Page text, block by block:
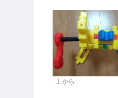
上から